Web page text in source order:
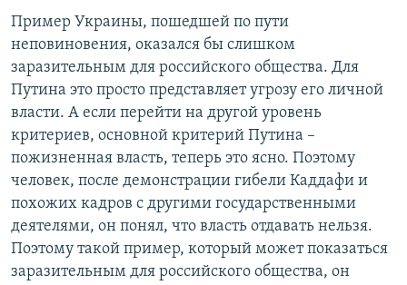
Пример Украины, пошедшей по пути
неповиновения, оказался бы слишком
заразительным для российского общества. Для
Путина это просто представляет угрозу его личной
власти. А если перейти на другой уровень
критериев, основной критерий Путина –
пожизненная власть, теперь это ясно. Поэтому
человек, после демонстрации гибели Каддафи и
похожих кадров с другими государственными
деятелями, он понял, что власть отдавать нельзя.
Поэтому такой пример, который может показаться
заразительным для российского общества, он